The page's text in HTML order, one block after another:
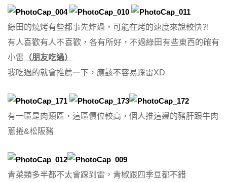
綠田的燒烤有些都事先炸過，可能在烤的速度來說較快?!
有人喜歡有人不喜歡，各有所好，不過綠田有些東西的確有
小雷 （朋友吃過）
我吃過的就會推薦一下，應該不容易踩雷XD
有一區是肉類區，這區價位較高，個人推這邊的豬肝跟牛肉
蔥捲&松阪豬
青菜類多半都不太會踩到雷，青椒跟四季豆都不錯